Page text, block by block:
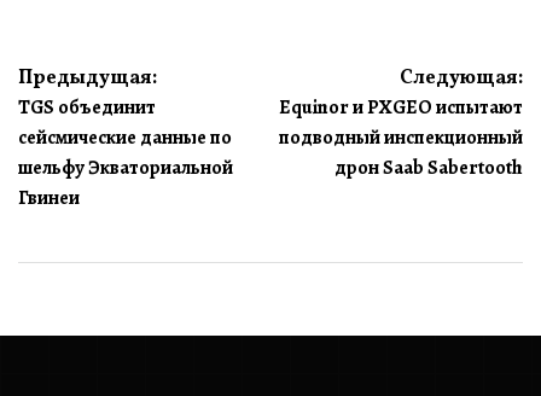
Навигация
по
записям
Предыдущая:
TGS объединит
сейсмические данные по
шельфу Экваториальной
Гвинеи
Следующая:
Equinor и PXGEO испытают
подводный инспекционный
дрон Saab Sabertooth